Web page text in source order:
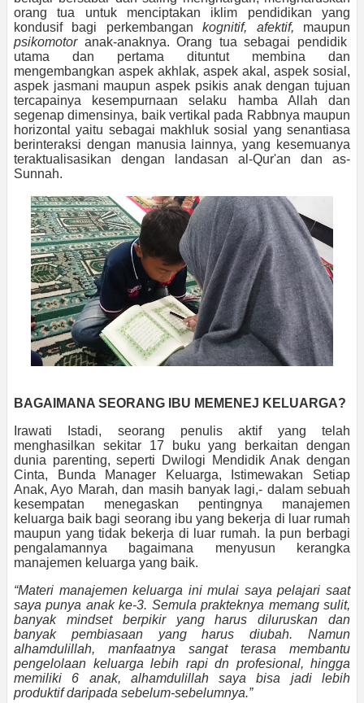
orang tua untuk menciptakan iklim pendidikan yang
kondusif bagi perkembangankognitif, afektif, maupun
psikomotoranak-anaknya. Orang tua sebagai pendidik
utama dan pertama dituntut membina dan
mengembangkan aspek akhlak, aspek akal, aspek sosial,
aspek jasmani maupun aspek psikis anak dengan tujuan
tercapainya kesempurnaan selaku hamba Allah dan
segenap dimensinya, baik vertikal pada Rabbnya maupun
horizontal yaitu sebagai makhluk sosial yang senantiasa
berinteraksi dengan manusia lainnya, yang kesemuanya
teraktualisasikan dengan landasan al-Qur'an dan as-
Sunnah.
BAGAIMANA SEORANG IBU MEMENEJ KELUARGA?
Irawati Istadi, seorang penulis aktif yang telah
menghasilkan sekitar 17 buku yang berkaitan dengan
dunia parenting, seperti Dwilogi Mendidik Anak dengan
Cinta, Bunda Manager Keluarga, Istimewakan Setiap
Anak, Ayo Marah, dan masih banyak lagi,- dalam sebuah
kesempatan menegaskan pentingnya manajemen
keluarga baik bagi seorang ibu yang bekerja di luar rumah
maupun yang tidak bekerja di luar rumah. Ia pun berbagi
pengalamannya bagaimana menyusun kerangka
manajemen keluarga yang baik.
“Materi manajemen keluarga ini mulai saya pelajari saat
saya punya anak ke-3. Semula prakteknya memang sulit,
banyak mindset berpikir yang harus diluruskan dan
banyak pembiasaan yang harus diubah. Namun
alhamdulillah, manfaatnya sangat terasa membantu
pengelolaan keluarga lebih rapi dn profesional, hingga
memiliki 6 anak, alhamdulillah saya bisa jadi lebih
produktif daripada sebelum-sebelumnya.”